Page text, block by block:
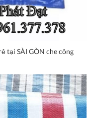
tại SÀI GÒN che công